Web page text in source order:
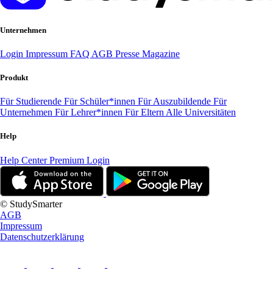
Unternehmen
Login Impressum FAQ AGB Presse Magazine
Produkt
Für Studierende Für Schüler*innen Für Auszubildende Für
Unternehmen Für Lehrer*innen Für Eltern Alle Universitäten
Help
Help CenterPremium Login
© StudySmarter
AGB
Impressum
Datenschutzerklärung